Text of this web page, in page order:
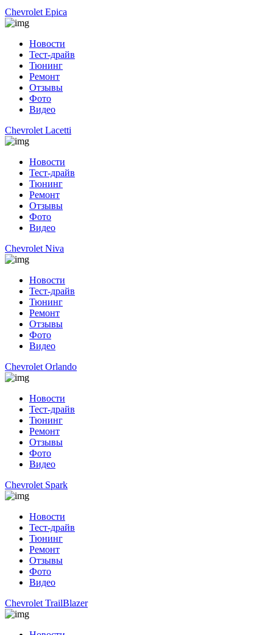
Chevrolet Epica
Новости
Тест-драйв
Тюнинг
Ремонт
Отзывы
Фото
Видео
Chevrolet Lacetti
Новости
Тест-драйв
Тюнинг
Ремонт
Отзывы
Фото
Видео
Chevrolet Niva
Новости
Тест-драйв
Тюнинг
Ремонт
Отзывы
Фото
Видео
Chevrolet Orlando
Новости
Тест-драйв
Тюнинг
Ремонт
Отзывы
Фото
Видео
Chevrolet Spark
Новости
Тест-драйв
Тюнинг
Ремонт
Отзывы
Фото
Видео
Chevrolet TrailBlazer